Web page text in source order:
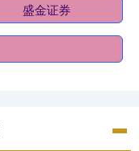
盛金证券